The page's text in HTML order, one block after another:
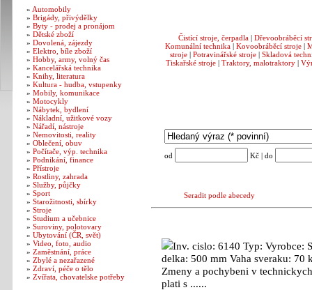
» Automobily
» Brigády, přivýdělky
» Byty - prodej a pronájom
» Dětské zboží
» Dovolená, zájezdy
» Elektro, bíle zboží
» Hobby, army, volný čas
» Kancelářská technika
» Knihy, literatura
» Kultura - hudba, vstupenky
» Mobily, komunikace
» Motocykly
» Nábytek, bydlení
» Nákladní, užitkové vozy
» Nářadí, nástroje
» Nemovitosti, reality
» Oblečení, obuv
» Počítače, výp. technika
» Podnikání, finance
» Přístroje
» Rostliny, zahrada
» Služby, půjčky
» Sport
» Starožitnosti, sbírky
» Stroje
» Studium a učebnice
» Suroviny, polotovary
» Ubytování (ČR, svět)
» Video, foto, audio
» Zaměstnání, práce
» Zbylé a nezařazené
» Zdraví, péče o tělo
» Zvířata, chovatelske potřeby
Čistící stroje, čerpadla | Dřevoobráběcí
Komunální technika |Kovoobráběcí stroje |
stroje |Potravinářské stroje |Skladová
Tiskařské stroje |Traktory, malotraktory |
od Kč | do
Seradit podle abecedy
Inv. cislo: 6140 Typ: Vyrobce:
delka: 500 mm Vaha sveraku: 70
Zmeny a pochybeni v
plati s ......